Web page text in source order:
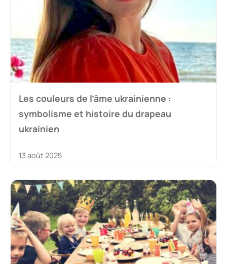
Les couleurs de l’âme ukrainienne :
symbolisme et histoire du drapeau
ukrainien
13 août 2025